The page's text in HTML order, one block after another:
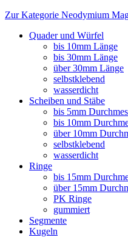
Zur Kategorie Neodymium
Quader und Würfel
bis 10mm Länge
bis 30mm Länge
über 30mm Länge
selbstklebend
wasserdicht
Scheiben und Stäbe
bis 5mm
bis 10mm
über 10mm
selbstklebend
wasserdicht
Ringe
bis 15mm
über 15mm
PK Ringe
gummiert
Segmente
Kugeln